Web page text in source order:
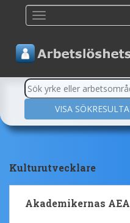
Kulturutvecklare
Akademikernas AEA